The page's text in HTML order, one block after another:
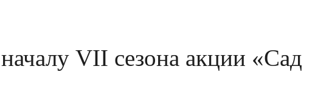
VII сезона акции «Сад